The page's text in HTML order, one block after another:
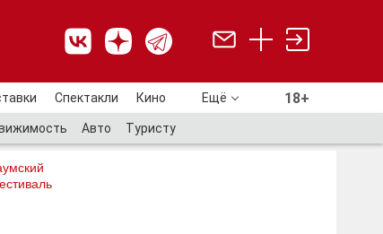
Спектакли Кино Ещё 18+
Авто Туристу